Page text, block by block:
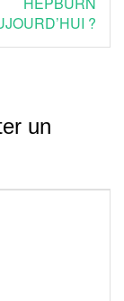
?
un